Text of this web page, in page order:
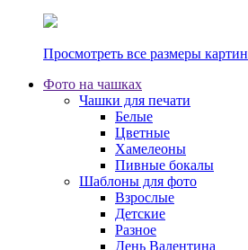
Просмотреть все размеры картин
Фото на чашках
Чашки для печати
Белые
Цветные
Хамелеоны
Пивные бокалы
Шаблоны для фото
Взрослые
Детские
Разное
День Валентина